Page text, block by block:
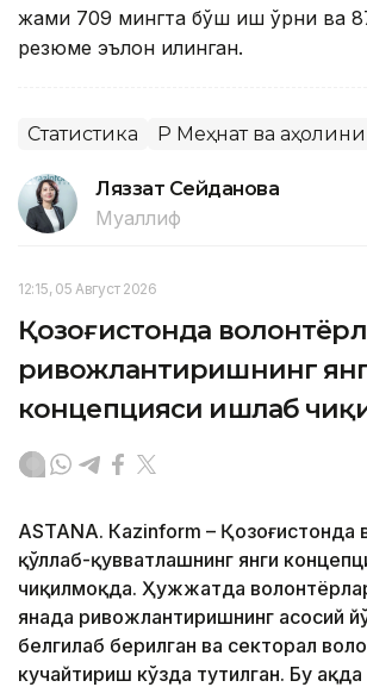
жами 709 мингта бўш иш ўрни ва
резюме эълон қилинган.
Статистика ҚР Меҳнат ва
Ляззат Сейданова
Муаллиф
12:15, 05 Август 2026
Қозоғистонда
ривожлантиришнинг
концепцияси ишлаб
ASTANА. Кazinform – Қозоғистонда
қўллаб-қувватлашнинг янги
чиқилмоқда. Ҳужжатда волонтёрлар
янада ривожлантиришнинг асосий
белгилаб берилган ва секторал
кучайтириш кўзда тутилган. Бу